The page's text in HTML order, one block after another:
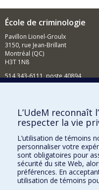
École de criminologie
Pavillon Lionel-Groulx
3150, rue Jean-Brillant
Montréal (QC)
H3T 1N8
514 343-6111, poste 40894
Comment soutenir l'École?
BESOIN D'AIDE?
Plan du site
Signaler une erreur
Accessibilité
FACULTÉ DES ARTS ET DES
L’UdeM reconnaît
respecter la vie
L’utilisation de témoins
personnaliser votre
sont obligatoires pour
sécurité du site Web,
préférences. En
utilisation de témoins